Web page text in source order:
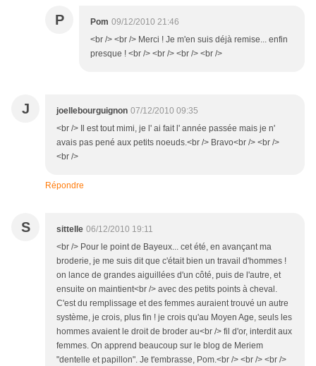
P Pom 09/12/2010 21:46
<br /> <br /> Merci ! Je m'en suis déjà remise... enfin
presque ! <br /> <br /> <br /> <br />
J joellebourguignon 07/12/2010 09:35
<br /> Il est tout mimi, je l' ai fait l' année passée mais je n'
avais pas pené aux petits noeuds.<br /> Bravo<br /> <br />
<br />
Répondre
S sittelle 06/12/2010 19:11
<br /> Pour le point de Bayeux... cet été, en avançant ma
broderie, je me suis dit que c'était bien un travail d'hommes !
on lance de grandes aiguillées d'un côté, puis de l'autre, et
ensuite on maintient<br /> avec des petits points à cheval.
C'est du remplissage et des femmes auraient trouvé un autre
système, je crois, plus fin ! je crois qu'au Moyen Age, seuls les
hommes avaient le droit de broder au<br /> fil d'or, interdit aux
femmes. On apprend beaucoup sur le blog de Meriem
"dentelle et papillon". Je t'embrasse, Pom.<br /> <br /> <br />